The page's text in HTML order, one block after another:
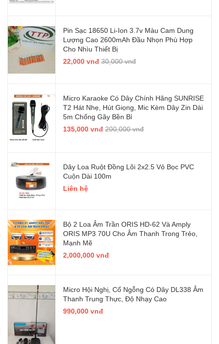
Pin Sạc 18650 Li-Ion 3.7v Màu Cam Dung
Lượng Cao 2600mAh Đầu Nhọn Phù Hợp
Cho Nhìu Thiết Bị
22,000 vnđ 30,000 vnđ
Micro Karaoke Có Dây Chính Hãng SUNRISE
T2 Hát Nhẹ, Hút Giọng, Mic Kèm Dây Zin Dài
5m Chống Gãy Bền Bỉ
135,000 vnđ 200,000 vnđ
Dây Loa Ruột Đồng Lõi 2x2.5 Vỏ Bọc PVC
Cuộn Dài 100m
Liên hệ
Bộ 2 Loa Âm Trần ORIS HD-62 Và Amply
ORIS MP3 70U Cho Âm Thanh Trong Trẻo,
Mạnh Mẽ
2,000,000 vnđ
Micro Hội Nghị, Cổ Ngỗng Có Dây DL338 Âm
Thanh Trung Thực, Độ Nhạy Cao
990,000 vnđ